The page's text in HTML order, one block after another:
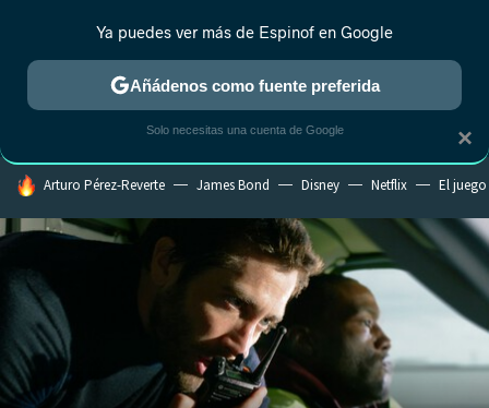
ESTRENOS REALITY ANIME RANKINGS CINE
HOY SE HABLA DE
Arturo Pérez-Reverte James Bond Disney Netflix El
×
Ya puedes ver más de Espinof en Google
Añádenos como fuente preferida
Solo necesitas una cuenta de Google